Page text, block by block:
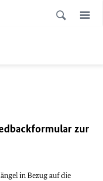
zur
in Bezug auf die